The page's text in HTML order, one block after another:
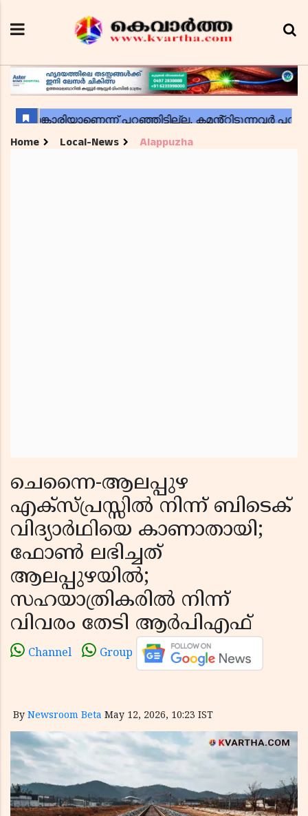
Home Local-News Alappuzha
ചെന്നൈ-ആലപ്പുഴ
എക്സ്പ്രസ്സിൽ നിന്ന് ബിടെക്
വിദ്യാർഥിയെ കാണാതായി;
ഫോൺ ലഭിച്ചത്
ആലപ്പുഴയിൽ;
സഹയാത്രികരിൽ നിന്ന്
വിവരം തേടി ആർപിഎഫ്
Channel Group
By Newsroom Beta May 12, 2026, 10:23 IST